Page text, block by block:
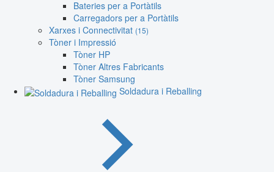
Bateries per a Portàtils
Carregadors per a Portàtils
Xarxes i Connectivitat (15)
Tòner i Impressió
Tòner HP
Tòner Altres Fabricants
Tòner Samsung
Soldadura i Reballing